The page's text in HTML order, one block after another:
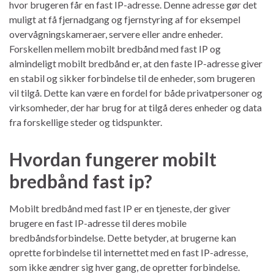
hvor brugeren får en fast IP-adresse. Denne adresse gør det
muligt at få fjernadgang og fjernstyring af for eksempel
overvågningskameraer, servere eller andre enheder.
Forskellen mellem mobilt bredbånd med fast IP og
almindeligt mobilt bredbånd er, at den faste IP-adresse giver
en stabil og sikker forbindelse til de enheder, som brugeren
vil tilgå. Dette kan være en fordel for både privatpersoner og
virksomheder, der har brug for at tilgå deres enheder og data
fra forskellige steder og tidspunkter.
Hvordan fungerer mobilt
bredbånd fast ip?
Mobilt bredbånd med fast IP er en tjeneste, der giver
brugere en fast IP-adresse til deres mobile
bredbåndsforbindelse. Dette betyder, at brugerne kan
oprette forbindelse til internettet med en fast IP-adresse,
som ikke ændrer sig hver gang, de opretter forbindelse.